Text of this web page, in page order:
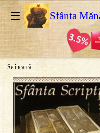
Sfânta
Se încarcă...